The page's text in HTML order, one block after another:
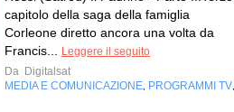
capitolo della saga della famiglia
Corleone diretto ancora una volta da
Francis...
Leggere il seguito
Da Digitalsat
MEDIA E COMUNICAZIONE PROGRAMMI TV